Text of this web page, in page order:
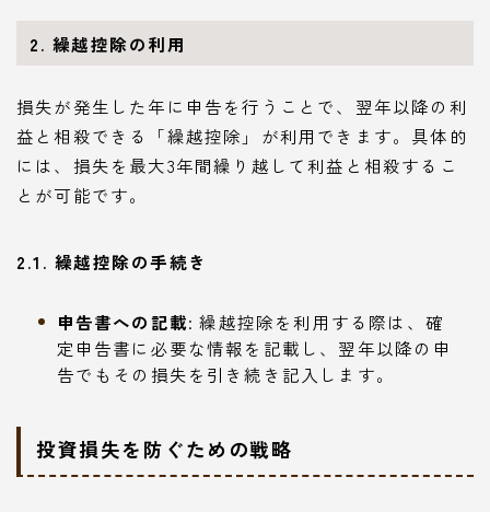
2. 繰越控除の利用
損失が発生した年に申告を行うことで、翌年以降の利
益と相殺できる「繰越控除」が利用できます。具体的
には、損失を最大3年間繰り越して利益と相殺するこ
とが可能です。
2.1. 繰越控除の手続き
申告書への記載: 繰越控除を利用する際は、確
定申告書に必要な情報を記載し、翌年以降の申
告でもその損失を引き続き記入します。
投資損失を防ぐための戦略